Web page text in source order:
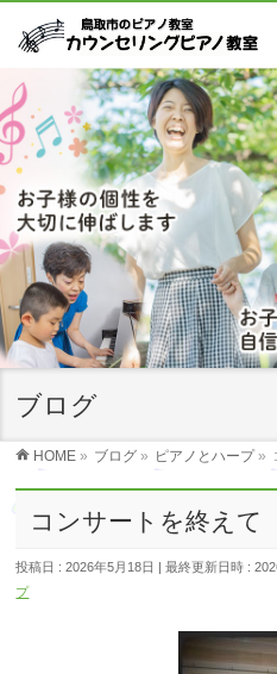
ブログ
HOME » ブログ » ピアノとハープ»
コンサートを終えて
投稿日 : 2026年5月18日 最終更新日時 :
プ